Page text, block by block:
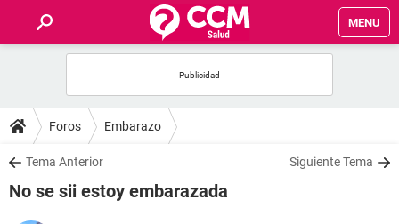
MENU
FOROS
SALUD
Foros Embarazo
Tema Anterior Siguiente Tema
No se sii estoy embarazada